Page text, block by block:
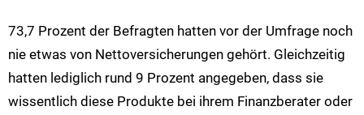
73,7 Prozent der Befragten hatten vor der Umfrage noch
nie etwas von Nettoversicherungen gehört. Gleichzeitig
hatten lediglich rund 9 Prozent angegeben, dass sie
wissentlich diese Produkte bei ihrem Finanzberater oder